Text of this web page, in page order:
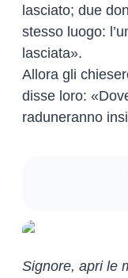
lasciato; due
stesso luogo:
lasciata».
Allora gli
disse loro:
raduneranno
Signore, apri le